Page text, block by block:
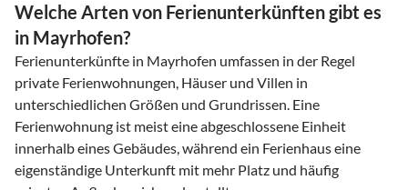
Welche Arten von Ferienunterkünften gibt es
in Mayrhofen?
Ferienunterkünfte in Mayrhofen umfassen in der Regel
private Ferienwohnungen, Häuser und Villen in
unterschiedlichen Größen und Grundrissen. Eine
Ferienwohnung ist meist eine abgeschlossene Einheit
innerhalb eines Gebäudes, während ein Ferienhaus eine
eigenständige Unterkunft mit mehr Platz und häufig